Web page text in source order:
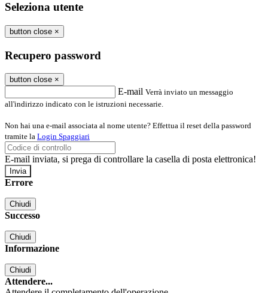
Seleziona utente
button close ×
Recupero password
button close ×
E-mail Verrà inviato un messaggio
all'indirizzo indicato con le istruzioni necessarie.
Non hai una e-mail associata al nome utente? Effettua il reset della password
tramite la Login Spaggiari
E-mail inviata, si prega di controllare la casella di posta elettronica!
Errore
Chiudi
Successo
Chiudi
Informazione
Chiudi
Attendere...